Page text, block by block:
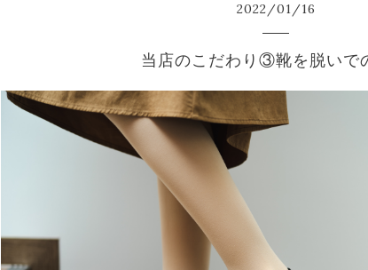
2022/01/16
当店のこだわり③靴を脱いで